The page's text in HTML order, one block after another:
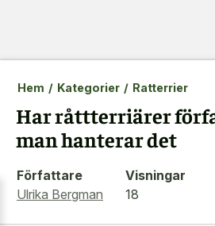
Hem / Kategorier / Ratterrier
Har råttterriärer
man hanterar det
Författare
Ulrika Bergman
Visningar
18